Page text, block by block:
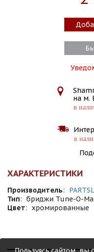
на м.
в
в
ХАРАКТЕРИСТИКИ
Производитель:
Тип: бриджи Tune-O-
Цвет: хромированные